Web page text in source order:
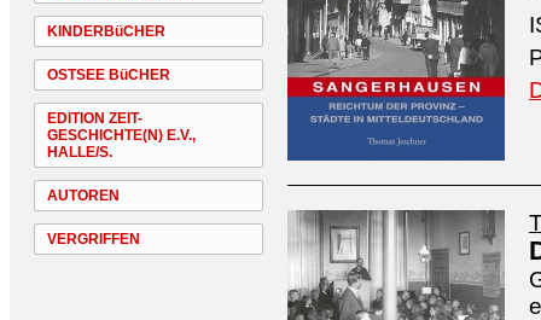
KINDERBüCHER
OSTSEE BüCHER
EDITION ZEIT-
GESCHICHTE(N) E.V.,
HALLE/S.
AUTOREN
VERGRIFFEN